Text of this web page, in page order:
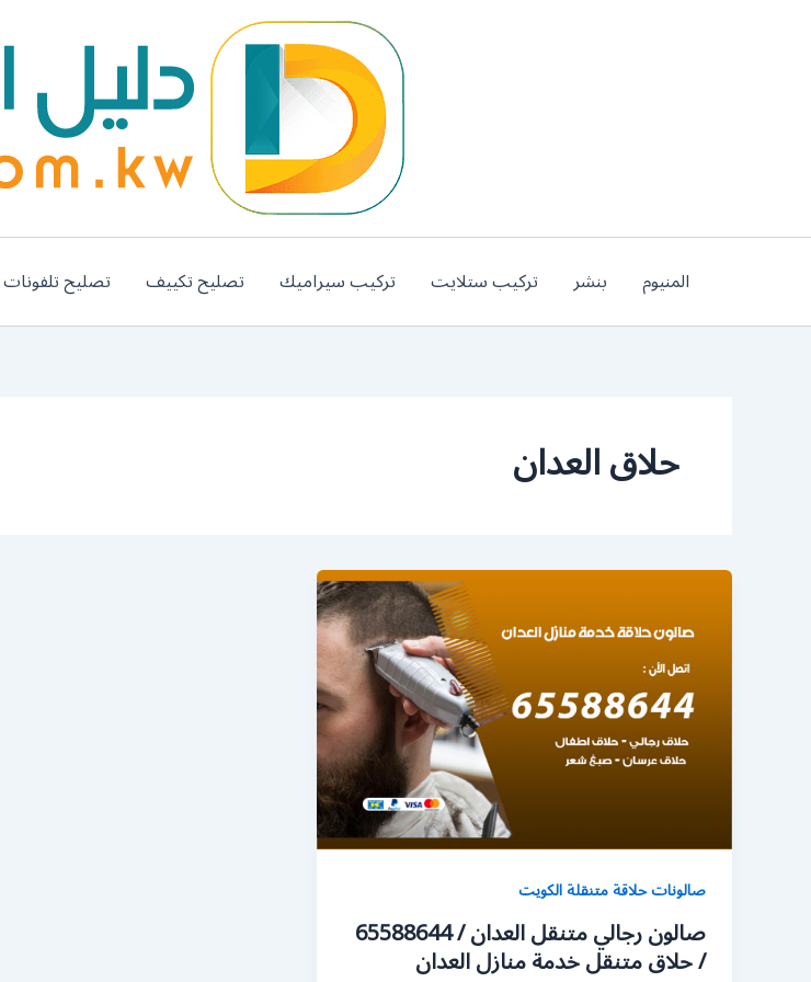
المنيوم بنشر تركيب ستلايت تركيب سيراميك تصليح تكييف تصليح تلفونات
حلاق العدان
صالونات حلاقة متنقلة الكويت
صالون رجالي متنقل العدان / 65588644
/ حلاق متنقل خدمة منازل العدان